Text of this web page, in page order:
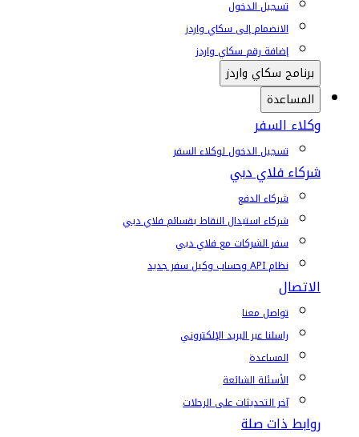
تسجيل الدخول
الانضمام إلى سكاي واردز
إضافة رقم سكاي واردز
برنامج سكاي واردز
المساعدة
وكلاء السفر
تسجيل الدخول لوكلاء السفر
شركاء فلاي دبي
شركاء الدفع
شركاء استبدال النقاط بقسائم فلاي دبي
سفر الشركات مع فلاي دبي
نظام API وحساب وكيل سفر جديد
الاتصال
تواصل معنا
راسلنا عبر البريد الإلكتروني
المساعدة
الأسئلة الشائعة
آخر التحديثات على الرحلات
روابط ذات صلة